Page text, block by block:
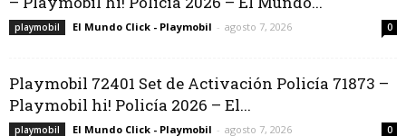
playmobil El Mundo Click - Playmobil - agosto 7, 2026 0
Playmobil 72401 Set de Activación Policía 71873 –
Playmobil hi! Policía 2026 – El...
playmobil El Mundo Click - Playmobil - agosto 7, 2026 0